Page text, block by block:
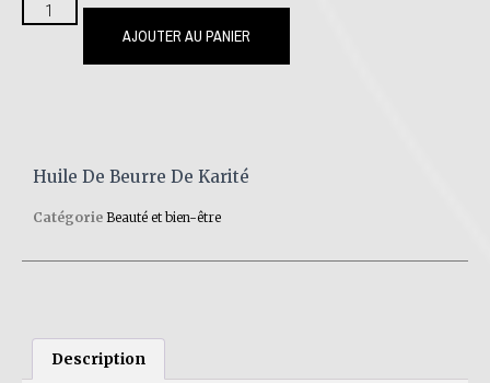
AJOUTER AU PANIER
Huile De Beurre De Karité
Catégorie Beauté et bien-être
Description